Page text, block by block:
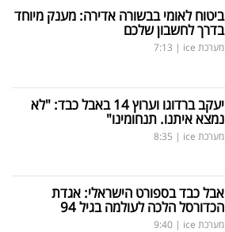
ביטוח לאומי בבשורה אדירה: מענק מיוחד
בדרך לחשבון שלכם
מערכת ice |
7:13
יעקב ברדוגו וערוץ 14 באבל כבד: "לא
נמצא איתנו. תנחומינו"
מערכת ice |
8:35
אבל כבד בספורט הישראלי: אגדת
הכדורסל הלכה לעולמה בגיל 94
מערכת ice |
9:40